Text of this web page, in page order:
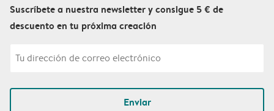
Suscríbete a nuestra newsletter y consigue 5 € de
descuento en tu próxima creación
Enviar